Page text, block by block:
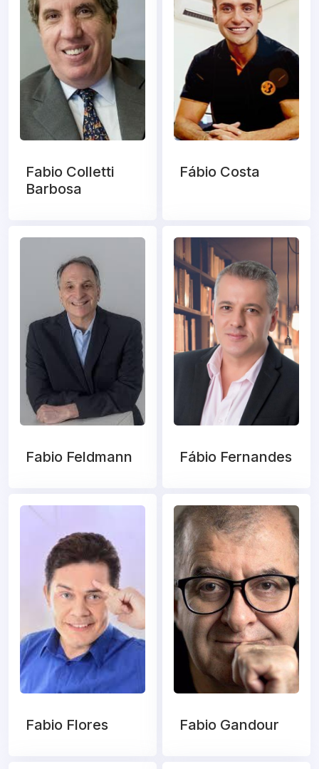
Fabio Colletti
Barbosa
Fábio Costa
Fabio Feldmann Fábio Fernandes
Fabio Flores Fabio Gandour